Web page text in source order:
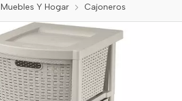
Muebles Y Hogar Cajoneros